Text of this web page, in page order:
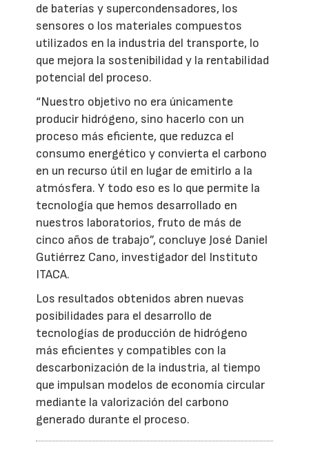
de baterías y supercondensadores, los
sensores o los materiales compuestos
utilizados en la industria del transporte, lo
que mejora la sostenibilidad y la rentabilidad
potencial del proceso.
“Nuestro objetivo no era únicamente
producir hidrógeno, sino hacerlo con un
proceso más eficiente, que reduzca el
consumo energético y convierta el carbono
en un recurso útil en lugar de emitirlo a la
atmósfera. Y todo eso es lo que permite la
tecnología que hemos desarrollado en
nuestros laboratorios, fruto de más de
cinco años de trabajo”, concluye José Daniel
Gutiérrez Cano, investigador del Instituto
ITACA.
Los resultados obtenidos abren nuevas
posibilidades para el desarrollo de
tecnologías de producción de hidrógeno
más eficientes y compatibles con la
descarbonización de la industria, al tiempo
que impulsan modelos de economía circular
mediante la valorización del carbono
generado durante el proceso.